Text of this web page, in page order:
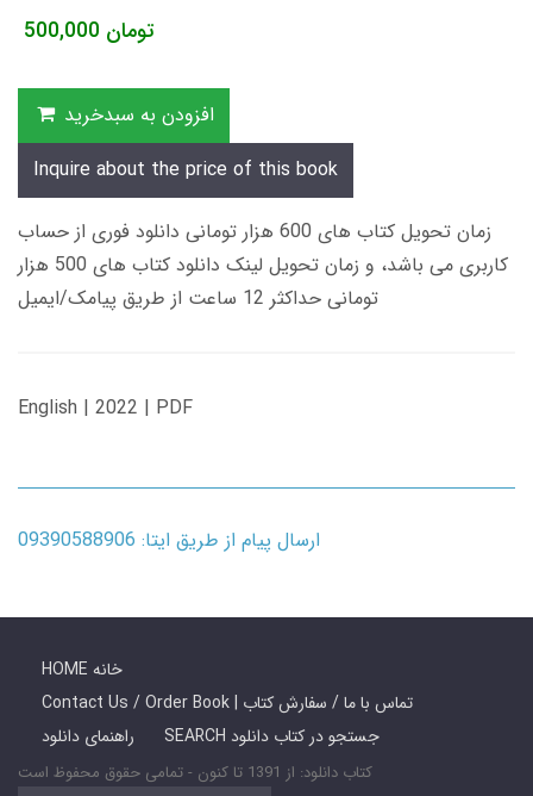
500,000 تومان
افزودن به سبدخرید
Inquire about the price of this book
زمان تحویل کتاب های 600 هزار تومانی دانلود فوری از حساب
کاربری می باشد، و زمان تحویل لینک دانلود کتاب های 500 هزار
تومانی حداکثر 12 ساعت از طریق پیامک/ایمیل
English | 2022 | PDF
ارسال پیام از طریق ایتا: 09390588906
HOME خانه
Contact Us / Order Book | تماس با ما / سفارش کتاب
راهنمای دانلود
SEARCH جستجو در کتاب دانلود
کتاب دانلود: از 1391 تا کنون - تمامی حقوق محفوظ است